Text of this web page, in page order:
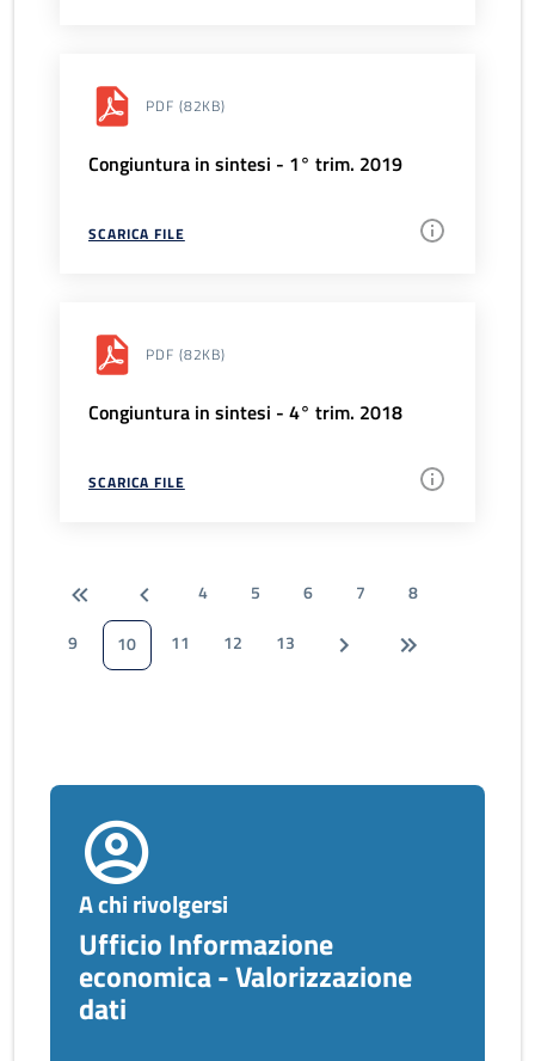
PDF (82KB)
Congiuntura in sintesi - 1° trim. 2019
SCARICA FILE
PDF (82KB)
Congiuntura in sintesi - 4° trim. 2018
SCARICA FILE
4 5 6 7
8
9
10 11 12 13
A chi rivolgersi
Ufficio Informazione
economica - Valorizzazione
dati